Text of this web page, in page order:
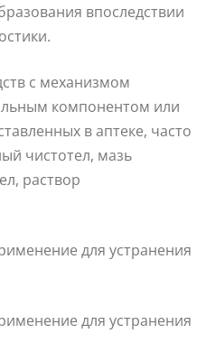
впоследствии
с механизмом
компонентом или
в аптеке, часто
чистотел, мазь
раствор